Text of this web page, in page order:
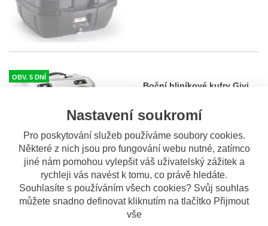
Nastavení soukromí
Pro poskytování služeb používáme soubory cookies.
Některé z nich jsou pro fungování webu nutné, zatímco
jiné nám pomohou vylepšit váš uživatelský zážitek a
rychleji vás navést k tomu, co právě hledáte.
Souhlasíte s používáním všech cookies? Svůj souhlas
můžete snadno definovat kliknutím na tlačítko Přijmout
vše
OBV. 5 DNÍ
Boční hliníkové kufry Givi
Dolomiti - 36/36 l,, stříbrné 1
pár
hliníkových bočních kufrů o
12.960 Kč
SKLADEM
Givi T514B taška do kufrů